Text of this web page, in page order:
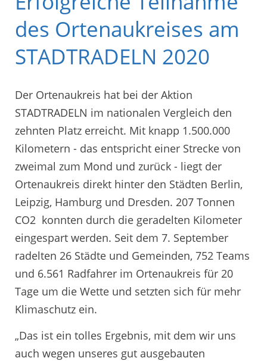
des Ortenaukreises am
STADTRADELN 2020
Der Ortenaukreis hat bei der Aktion
STADTRADELN im nationalen Vergleich den
zehnten Platz erreicht. Mit knapp 1.500.000
Kilometern - das entspricht einer Strecke von
zweimal zum Mond und zurück - liegt der
Ortenaukreis direkt hinter den Städten Berlin,
Leipzig, Hamburg und Dresden. 207 Tonnen
CO2 konnten durch die geradelten Kilometer
eingespart werden. Seit dem 7. September
radelten 26 Städte und Gemeinden, 752 Teams
und 6.561 Radfahrer im Ortenaukreis für 20
Tage um die Wette und setzten sich für mehr
Klimaschutz ein.
„Das ist ein tolles Ergebnis, mit dem wir uns
auch wegen unseres gut ausgebauten